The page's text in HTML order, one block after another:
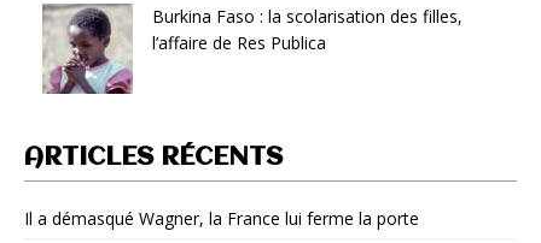
Burkina Faso : la scolarisation des filles,
l’affaire de Res Publica
ARTICLES RÉCENTS
Il a démasqué Wagner, la France lui ferme la porte